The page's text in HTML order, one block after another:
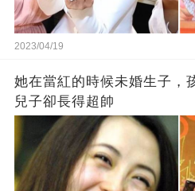
2023/04/19
她在當紅的時候未婚生子，
兒子卻長得超帥